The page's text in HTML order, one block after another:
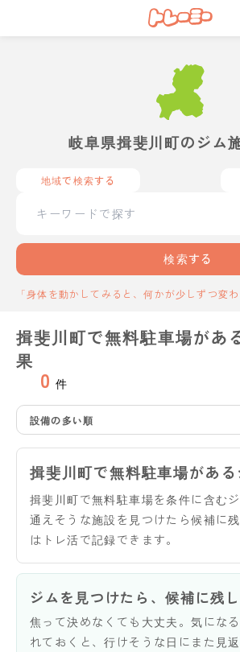
岐阜県揖斐川町のジム
地域で検索する
検索する
「身体を動かしてみると、何かが少しずつ変わ
揖斐川町で無料駐車場があ
果
0 件
設備の多い順
揖斐川町で無料駐車場があ
揖斐川町で無料駐車場を条件に含むジ
通えそうな施設を見つけたら候補に
はトレ活で記録できます。
ジムを見つけたら、候補に残し
焦って決めなくても大丈夫。気にな
れておくと、行けそうな日にまた見